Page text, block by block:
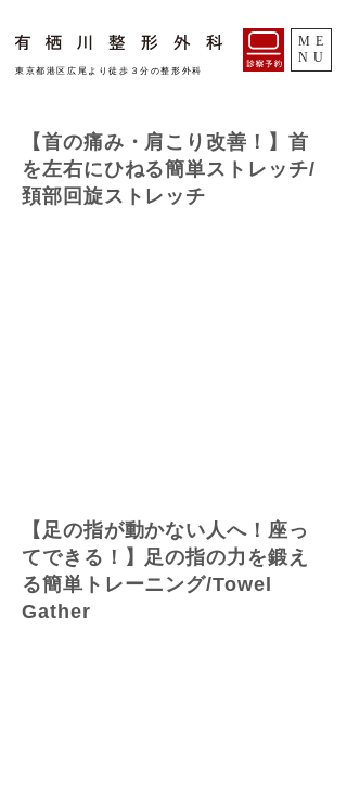
​東京都港区広尾より徒歩３分の整形外科
ME
NU
【首の痛み・肩こり改善！】首
を左右にひねる簡単ストレッチ/
頚部回旋ストレッチ
【足の指が動かない人へ！座っ
てできる！】足の指の力を鍛え
る簡単トレーニング/Towel
Gather